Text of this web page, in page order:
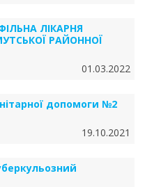
ЛІКАРНЯ
РАЙОННОЇ
01.03.2022
допомоги №2
19.10.2021